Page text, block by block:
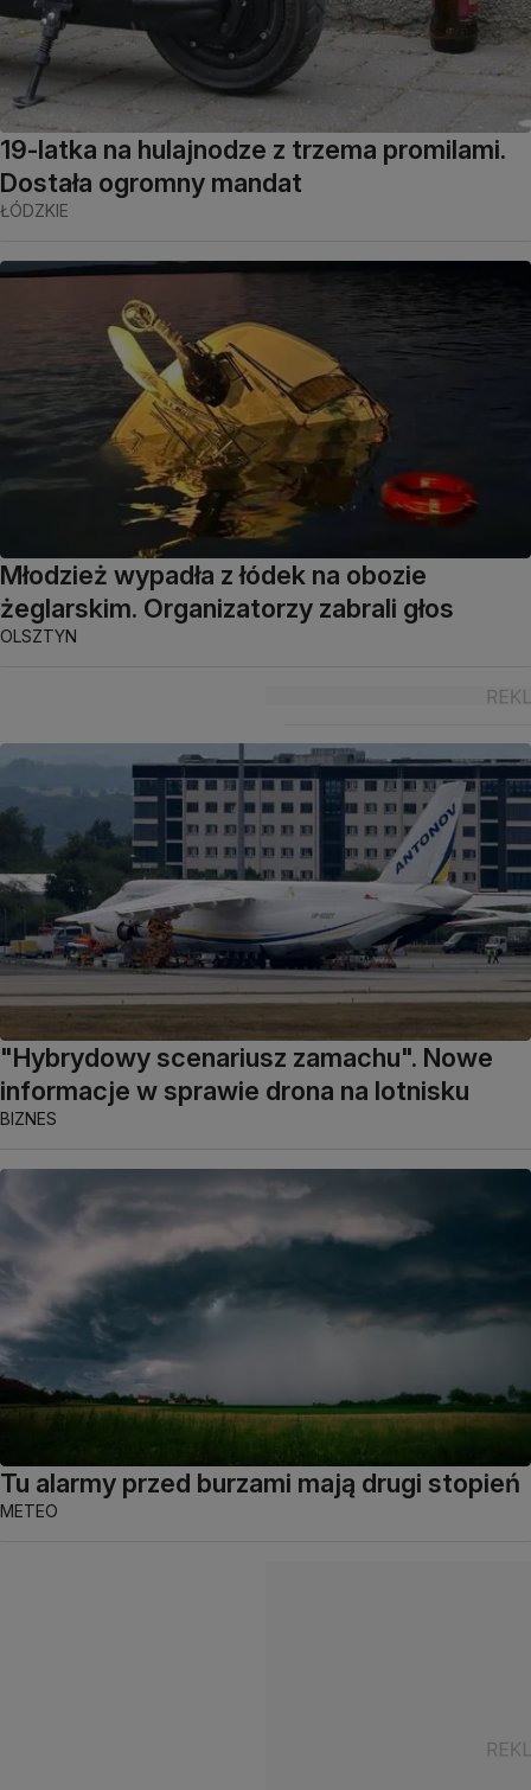
19-latka na hulajnodze z trzema promilami.
Dostała ogromny mandat
ŁÓDZKIE
Młodzież wypadła z łódek na obozie
żeglarskim. Organizatorzy zabrali głos
OLSZTYN
"Hybrydowy scenariusz zamachu". Nowe
informacje w sprawie drona na lotnisku
BIZNES
Tu alarmy przed burzami mają drugi stopień
METEO